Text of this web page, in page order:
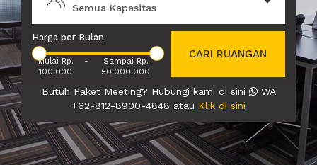
Semua Kapasitas
Harga per Bulan
Mulai Rp.
100.000
-
Sampai Rp.
50.000.000
CARI RUANGAN
Butuh Paket Meeting? Hubungi kami di sini
WA
+62-812-8900-4848 atau Klik di sini